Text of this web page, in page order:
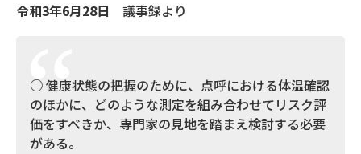
令和3年6月28日 議事録より
○ 健康状態の把握のために、点呼における体温確認
のほかに、どのような測定を組み合わせてリスク評
価をすべきか、専門家の見地を踏まえ検討する必要
がある。